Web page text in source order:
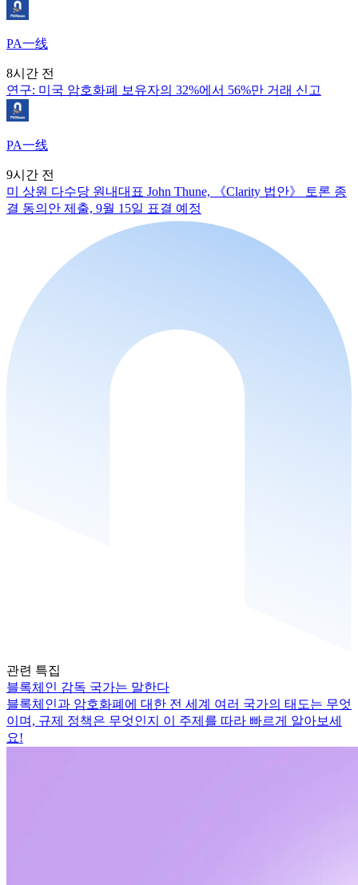
PA一线
8시간 전
연구: 미국 암호화폐 보유자의 32%에서 56%만 거래 신고
PA一线
9시간 전
미 상원 다수당 원내대표 John Thune, 《Clarity 법안》 토론 종
결 동의안 제출, 9월 15일 표결 예정
관련 특집
블록체인 감독 국가는 말한다
블록체인과 암호화폐에 대한 전 세계 여러 국가의 태도는 무엇
이며, 규제 정책은 무엇인지 이 주제를 따라 빠르게 알아보세
요!